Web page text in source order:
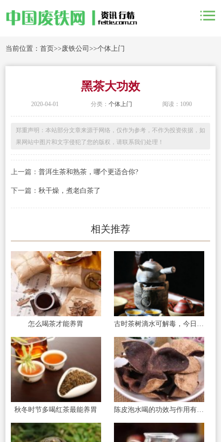
当前位置：首页>>废铁公司>>个体上门
黑茶大功效
2020-04-01 分类： 个体上门 阅读：1090
郑重声明：本站部分文章来源于网络，仅作为参考，不作为投资依据，如
果网站中图片和文字侵犯了您的版权，请联系我们处理！
上一篇： 普洱生茶和熟茶，哪个更适合你?
下一篇： 秋干燥，煮老白茶了
相关推荐
怎么喝茶才能养胃
秋冬时节多喝红茶最能养胃 陈皮泡水喝的功效与作用有哪些?